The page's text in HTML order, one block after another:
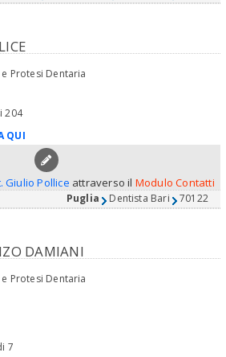
Protesi Dentaria
204
QUI
Giulio Pollice attraverso il Modulo Contatti
Puglia Dentista Bari 70122
DAMIANI
Protesi Dentaria
7